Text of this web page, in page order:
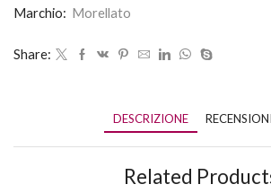
Marchio: Morellato
Share:
DESCRIZIONE
Related